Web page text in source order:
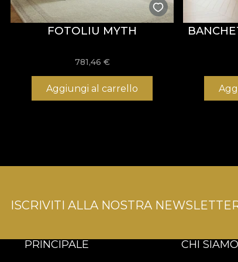
FOTOLIU MYTH
781,46 €
Aggiungi al carrello
ISCRIVITI ALLA NOSTRA
PRINCIPALE CHI SIAMO